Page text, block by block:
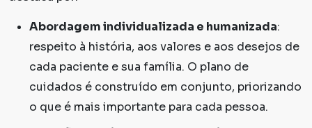
Abordagem individualizada e humanizada:
respeito à história, aos valores e aos desejos de
cada paciente e sua família. O plano de
cuidados é construído em conjunto, priorizando
o que é mais importante para cada pessoa.